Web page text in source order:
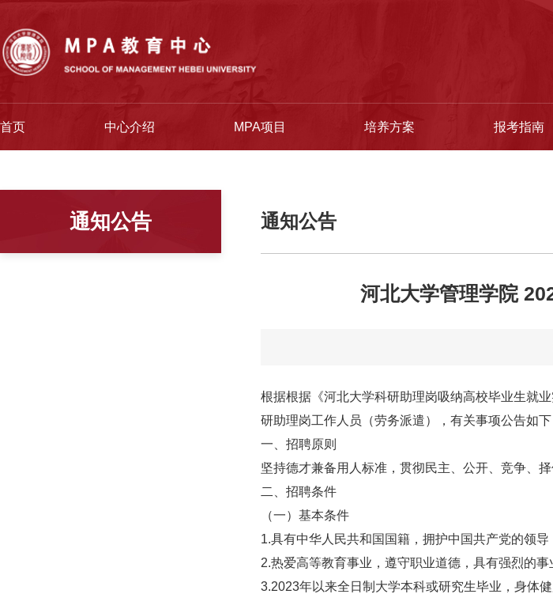
首页 中心介绍 MPA项目 培养方案 报考指南
通知公告 通知公告
河北大学管理学院
根据根据《河北大学科研助理岗吸纳高校毕业生就
研助理岗工作人员（劳务派遣），有关事项公告如下
一、招聘原则
坚持德才兼备用人标准，贯彻民主、公开、竞争、择
二、招聘条件
（一）基本条件
1.具有中华人民共和国国籍，拥护中国共产党的领导
2.热爱高等教育事业，遵守职业道德，具有强烈的
3.2023年以来全日制大学本科或研究生毕业，身体健